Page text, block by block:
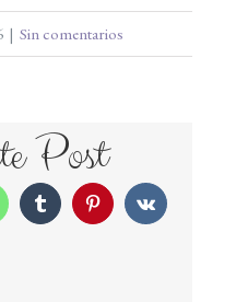
| Sin comentarios
Post
WhatsAppTumblr PinterestVk